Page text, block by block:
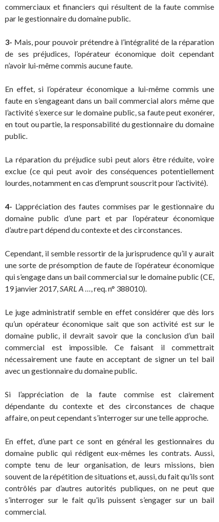
commerciaux et financiers qui résultent de la faute commise
par le gestionnaire du domaine public.
3- Mais, pour pouvoir prétendre à l’intégralité de la réparation
de ses préjudices, l’opérateur économique doit cependant
n’avoir lui-même commis aucune faute.
En effet, si l’opérateur économique a lui-même commis une
faute en s’engageant dans un bail commercial alors même que
l’activité s’exerce sur le domaine public, sa faute peut exonérer,
en tout ou partie, la responsabilité du gestionnaire du domaine
public.
La réparation du préjudice subi peut alors être réduite, voire
exclue (ce qui peut avoir des conséquences potentiellement
lourdes, notamment en cas d’emprunt souscrit pour l’activité).
4- L’appréciation des fautes commises par le gestionnaire du
domaine public d’une part et par l’opérateur économique
d’autre part dépend du contexte et des circonstances.
Cependant, il semble ressortir de la jurisprudence qu’il y aurait
une sorte de présomption de faute de l’opérateur économique
qui s’engage dans un bail commercial sur le domaine public (CE,
19 janvier 2017,SARL A …, req. n° 388010).
Le juge administratif semble en effet considérer que dès lors
qu’un opérateur économique sait que son activité est sur le
domaine public, il devrait savoir que la conclusion d’un bail
commercial est impossible. Ce faisant il commettrait
nécessairement une faute en acceptant de signer un tel bail
avec un gestionnaire du domaine public.
Si l’appréciation de la faute commise est clairement
dépendante du contexte et des circonstances de chaque
affaire, on peut cependant s’interroger sur une telle approche.
En effet, d’une part ce sont en général les gestionnaires du
domaine public qui rédigent eux-mêmes les contrats. Aussi,
compte tenu de leur organisation, de leurs missions, bien
souvent de la répétition de situations et, aussi, du fait qu’ils sont
contrôlés par d’autres autorités publiques, on ne peut que
s’interroger sur le fait qu’ils puissent s’engager sur un bail
commercial.